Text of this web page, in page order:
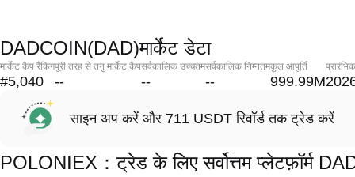
DADCOIN(DAD)मार्केट डेटा
मार्केट कैप रैंकिंग
#5,040
पूरी तरह से तनु मार्केट कैप
--
सर्वकालिक उच्चतम
--
सर्वकालिक निम्नतम
--
कुल आपूर्ति
999.99M
साइन अप करें और 711 USDT रिवॉर्ड तक ट्रेड करें
POLONIEX：ट्रेड के लिए सर्वोत्तम प्लेटफ़ॉर्म